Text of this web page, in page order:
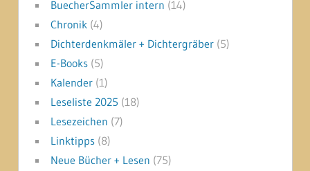
BuecherSammler intern (14)
Chronik(4)
Dichterdenkmäler + Dichtergräber(5)
E-Books(5)
Kalender(1)
Leseliste 2025 (18)
Lesezeichen (7)
Linktipps(8)
Neue Bücher + Lesen (75)